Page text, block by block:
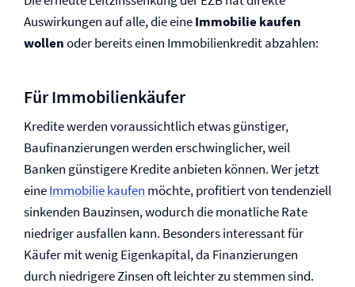
Auswirkungen auf alle, die eineImmobilie kaufen
wollenoder bereits einen Immobilienkredit abzahlen:
Für Immobilienkäufer
Kredite werden voraussichtlich etwas günstiger,
Baufinanzierungen werden erschwinglicher, weil
Banken günstigere Kredite anbieten können. Wer jetzt
eineImmobilie kaufen möchte, profitiert von tendenziell
sinkenden Bauzinsen, wodurch die monatliche Rate
niedriger ausfallen kann. Besonders interessant für
Käufer mit wenig Eigenkapital, da Finanzierungen
durch niedrigere Zinsen oft leichter zu stemmen sind.